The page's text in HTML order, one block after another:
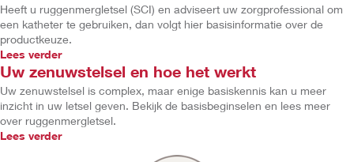
Heeft u ruggenmergletsel (SCI) en adviseert uw zorgprofessional om
een katheter te gebruiken, dan volgt hier basisinformatie over de
productkeuze.
Lees verder
Uw zenuwstelsel en hoe het werkt
Uw zenuwstelsel is complex, maar enige basiskennis kan u meer
inzicht in uw letsel geven. Bekijk de basisbeginselen en lees meer
over ruggenmergletsel.
Lees verder